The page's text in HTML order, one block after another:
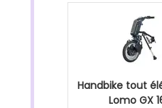
Handbike tout
Lomo GX